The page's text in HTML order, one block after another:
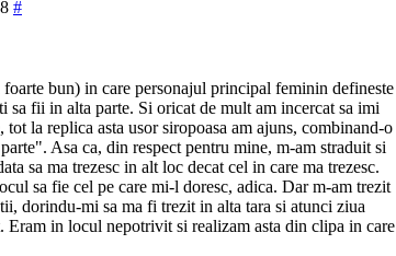
#
bun) in care personajul principal feminin defineste
sa fii in alta parte. Si oricat de mult am incercat sa imi
la replica asta usor siropoasa am ajuns, combinand-o
Asa ca, din respect pentru mine, m-am straduit si
sa ma trezesc in alt loc decat cel in care ma trezesc.
sa fie cel pe care mi-l doresc, adica. Dar m-am trezit
dorindu-mi sa ma fi trezit in alta tara si atunci ziua
Eram in locul nepotrivit si realizam asta din clipa in care